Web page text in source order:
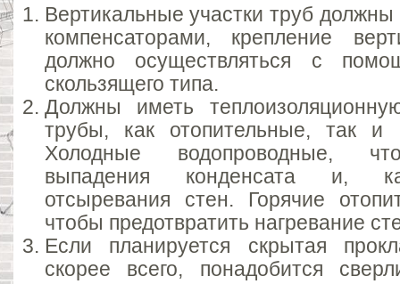
Вертикальные участки труб
компенсаторами, крепление
должно осуществляться с
скользящего типа.
Должны иметь
трубы, как отопительные, так и
Холодные водопроводные,
выпадения конденсата и,
отсыревания стен. Горячие
чтобы предотвратить нагревание
Если планируется скрытая
скорее всего, понадобится